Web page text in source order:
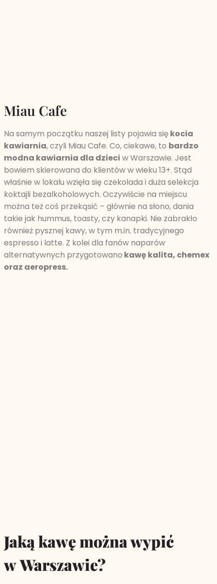
Miau Cafe
Na samym początku naszej listy pojawia siękocia
kawiarnia, czyli Miau Cafe. Co, ciekawe, to bardzo
modna kawiarnia dla dzieci w Warszawie. Jest
bowiem skierowana do klientów w wieku 13+. Stąd
właśnie w lokalu wzięła się czekolada i duża selekcja
koktajli bezalkoholowych. Oczywiście na miejscu
można też coś przekąsić – głównie na słono, dania
takie jak hummus, toasty, czy kanapki. Nie zabrakło
również pysznej kawy, w tym m.in. tradycyjnego
espresso i latte. Z kolei dla fanów naparów
alternatywnych przygotowano kawę kalita, chemex
oraz aeropress.
Jaką kawę można wypić
w Warszawie?